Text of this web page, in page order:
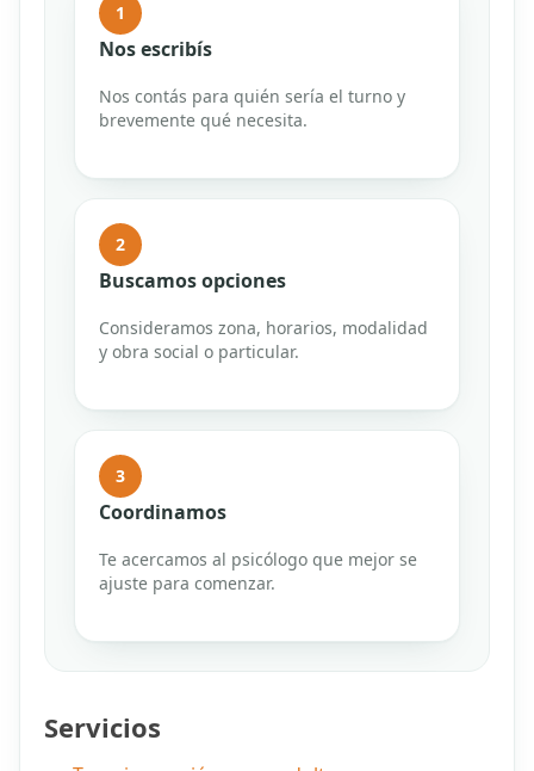
1
Nos escribís
Nos contás para quién sería el turno y
brevemente qué necesita.
2
Buscamos opciones
Consideramos zona, horarios, modalidad
y obra social o particular.
3
Coordinamos
Te acercamos al psicólogo que mejor se
ajuste para comenzar.
Servicios